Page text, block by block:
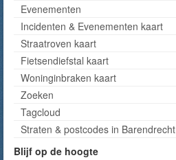
Evenementen
Incidenten & Evenementen kaart
Straatroven kaart
Fietsendiefstal kaart
Woninginbraken kaart
Zoeken
Tagcloud
Straten & postcodes in Barendrecht
Blijf op de hoogte